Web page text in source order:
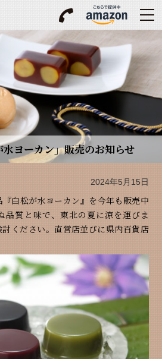
ヨーカン」販売のお知らせ
2024年5月15日
白松が水ヨーカン』を今年も販売中
品質と味で、東北の夏に涼を運びま
ください。直営店並びに県内百貨店